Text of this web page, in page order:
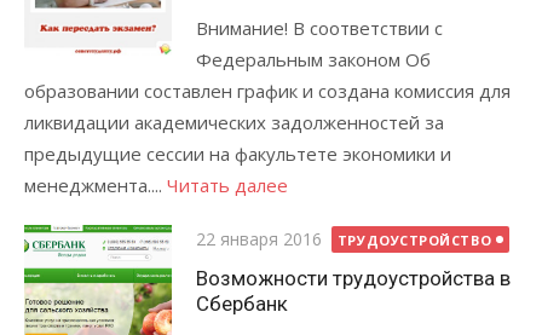
Внимание! В соответствии с
Федеральным законом Об
образовании составлен график и создана комиссия для
ликвидации академических задолженностей за
предыдущие сессии на факультете экономики и
менеджмента.... Читать далее
Posted
on
22 января 2016 ТРУДОУСТРОЙСТВО
Возможности трудоустройства в
Сбербанк